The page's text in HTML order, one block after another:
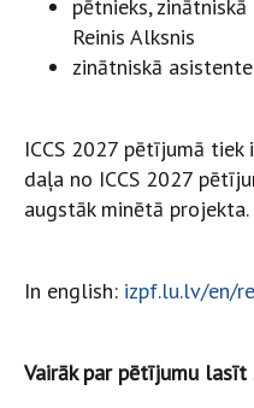
pētnieks,
Reinis Alksnis
zinātniskā asistente
ICCS 2027 pētījumā
daļa no ICCS 2027
augstāk minētā projekta.
In english: izpf.lu.lv/en/
Vairāk par pētījumu lasīt